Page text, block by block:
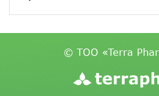
© ТОО «Terra